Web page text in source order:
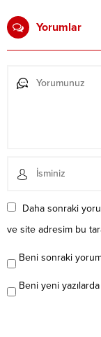
Yorumlar
Daha sonraki
ve site adresim bu
Beni sonraki
Beni yeni